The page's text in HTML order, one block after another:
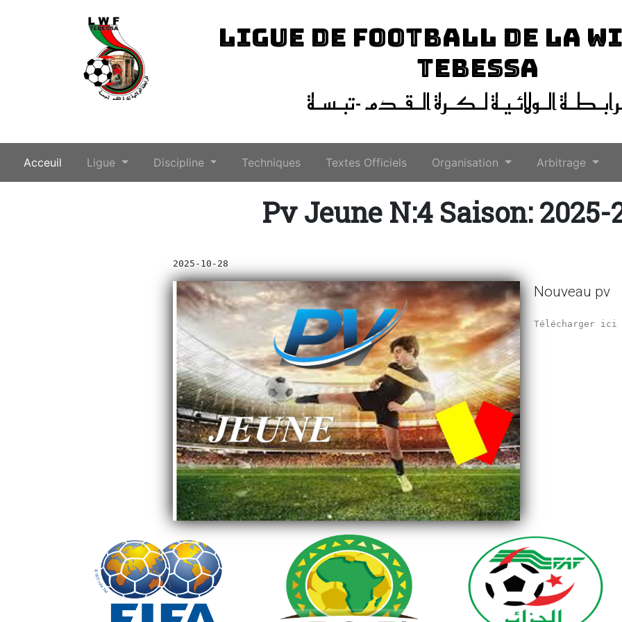
LIGUE DE FOOTBALL DE LA
TEBESSA
الـولائـيـة لـكـرة الـقـدم -تبـسـة
Acceuil (current)
Ligue Discipline Techniques Textes Officiels Organisation Arbitrage
Pv Jeune N:4 Saison: 2025-
2025-10-28
Nouveau pv
Télécharger ici